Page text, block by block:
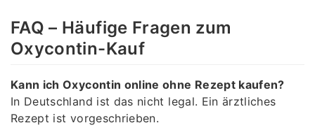
FAQ – Häufige Fragen zum
Oxycontin-Kauf
Kann ich Oxycontin online ohne Rezept kaufen?
In Deutschland ist das nicht legal. Ein ärztliches
Rezept ist vorgeschrieben.